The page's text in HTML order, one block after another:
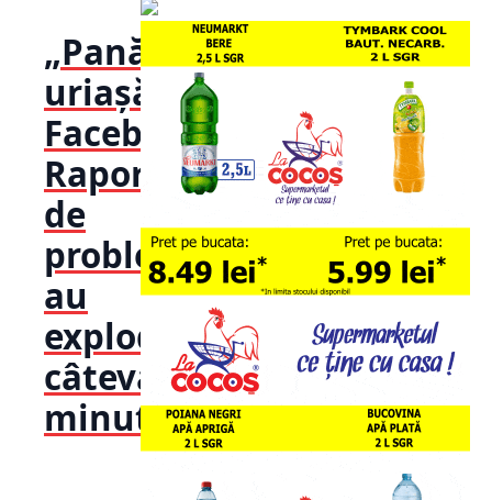
„Pană
uriașă pe
Facebook!
Raportările
de
probleme
au
explodat în
câteva
minute”